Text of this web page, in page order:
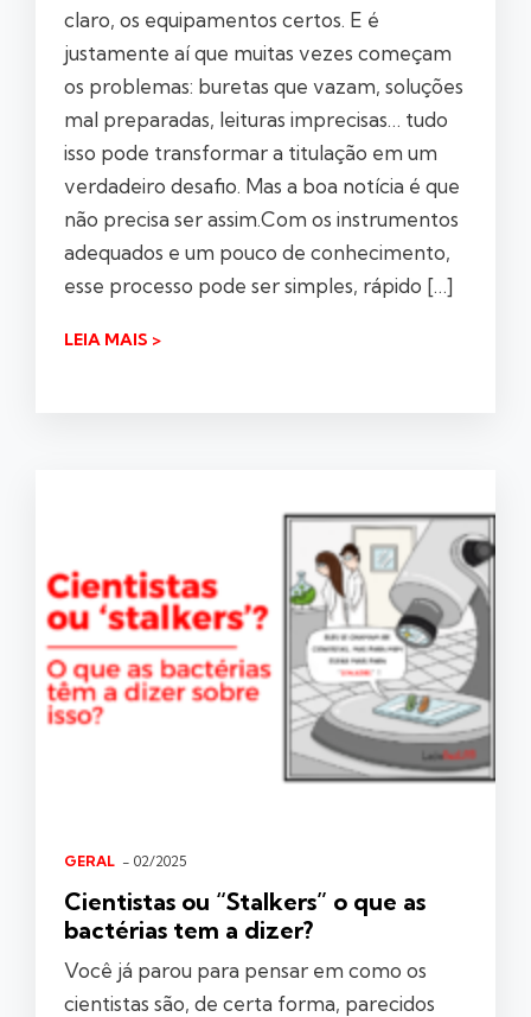
claro, os equipamentos certos. E é
justamente aí que muitas vezes começam
os problemas: buretas que vazam, soluções
mal preparadas, leituras imprecisas… tudo
isso pode transformar a titulação em um
verdadeiro desafio. Mas a boa notícia é que
não precisa ser assim.Com os instrumentos
adequados e um pouco de conhecimento,
esse processo pode ser simples, rápido […]
LEIA MAIS >
GERAL - 02/2025
Cientistas ou “Stalkers” o que as
bactérias tem a dizer?
Você já parou para pensar em como os
cientistas são, de certa forma, parecidos